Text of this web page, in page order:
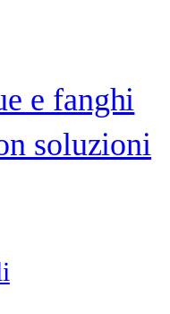
e fanghi
soluzioni